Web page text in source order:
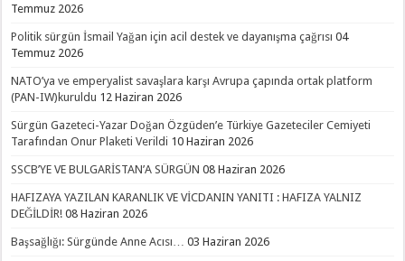
Temmuz 2026
Politik sürgün İsmail Yağan için acil destek ve dayanışma çağrısı 04
Temmuz 2026
NATO’ya ve emperyalist savaşlara karşı Avrupa çapında ortak platform
(PAN-IW)kuruldu 12 Haziran 2026
Sürgün Gazeteci-Yazar Doğan Özgüden’e Türkiye Gazeteciler Cemiyeti
Tarafından Onur Plaketi Verildi 10 Haziran 2026
SSCB’YE VE BULGARİSTAN’A SÜRGÜN 08 Haziran 2026
HAFIZAYA YAZILAN KARANLIK VE VİCDANIN YANITI : HAFIZA YALNIZ
DEĞİLDİR! 08 Haziran 2026
Başsağlığı: Sürgünde Anne Acısı… 03 Haziran 2026